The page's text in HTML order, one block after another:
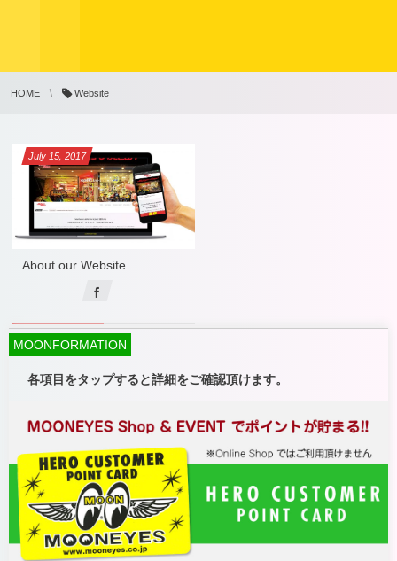
HOME Website
July 15,2017
About our Website
MOONFORMATION
各項目をタップすると詳細をご確認頂けます。